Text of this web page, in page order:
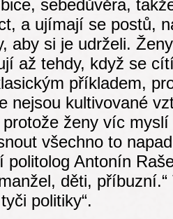
sebedůvěra,
a ujímají se postů,
aby si je udrželi.
až tehdy, když se
příkladem,
nejsou kultivované
ženy víc
všechno to
politolog Antonín
děti,
politiky“.